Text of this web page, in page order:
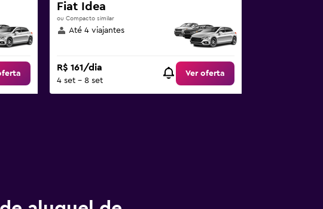
Fiat Idea
ou Compacto similar
Até 4 viajantes
R$ 161/dia
4 set - 8 set
Ver oferta